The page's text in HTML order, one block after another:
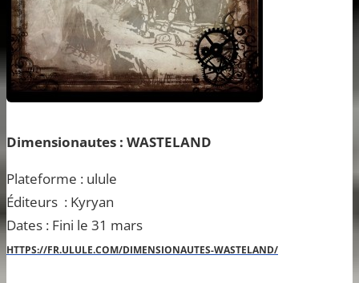
Dimensionautes : WASTELAND
Plateforme : ulule
Éditeurs : Kyryan
Dates : Fini le 31 mars
HTTPS://FR.ULULE.COM/DIMENSIONAUTES-WASTELAND/